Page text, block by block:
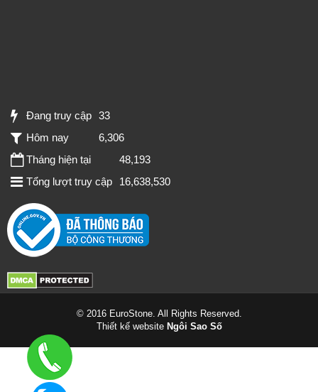
Đang truy cập 33
Hôm nay
6,306
Tháng hiện tại
48,193
Tổng lượt truy cập
16,638,530
© 2016 EuroStone. All Rights Reserved.
Thiết kế website Ngôi Sao Số